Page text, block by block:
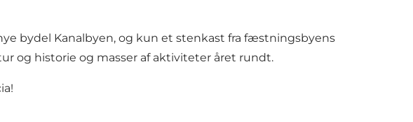
bydel Kanalbyen, og kun et stenkast fra fæstningsbyens
og historie og masser af aktiviteter året rundt.